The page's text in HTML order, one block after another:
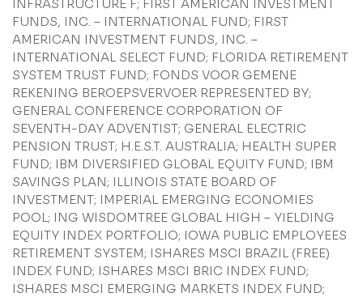
INFRASTRUCTURE F; FIRST AMERICAN INVESTMENT
FUNDS, INC. – INTERNATIONAL FUND; FIRST
AMERICAN INVESTMENT FUNDS, INC. –
INTERNATIONAL SELECT FUND; FLORIDA RETIREMENT
SYSTEM TRUST FUND; FONDS VOOR GEMENE
REKENING BEROEPSVERVOER REPRESENTED BY;
GENERAL CONFERENCE CORPORATION OF
SEVENTH-DAY ADVENTIST; GENERAL ELECTRIC
PENSION TRUST; H.E.S.T. AUSTRALIA; HEALTH SUPER
FUND; IBM DIVERSIFIED GLOBAL EQUITY FUND; IBM
SAVINGS PLAN; ILLINOIS STATE BOARD OF
INVESTMENT; IMPERIAL EMERGING ECONOMIES
POOL; ING WISDOMTREE GLOBAL HIGH – YIELDING
EQUITY INDEX PORTFOLIO; IOWA PUBLIC EMPLOYEES
RETIREMENT SYSTEM; ISHARES MSCI BRAZIL (FREE)
INDEX FUND; ISHARES MSCI BRIC INDEX FUND;
ISHARES MSCI EMERGING MARKETS INDEX FUND;